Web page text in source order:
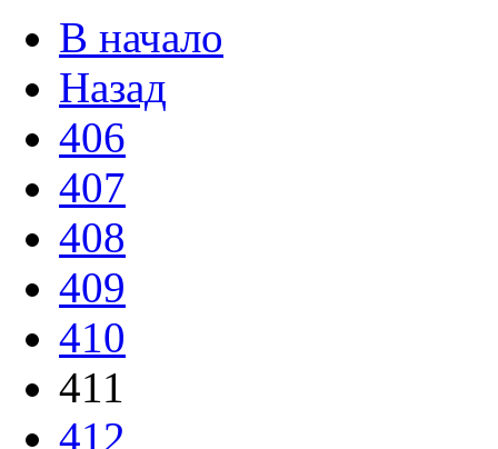
В начало
Назад
406
407
408
409
410
411
412